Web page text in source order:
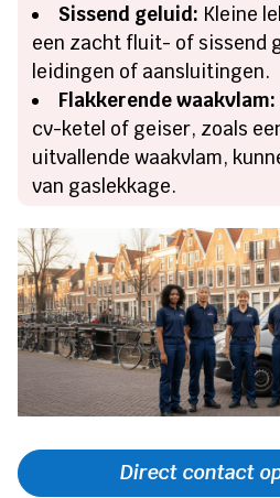
Sissend geluid: Kleine
een zacht fluit- of sissend
leidingen of aansluitingen.
Flakkerende waakvlam:
cv-ketel of geiser, zoals
uitvallende waakvlam,
van gaslekkage.
Direct contact